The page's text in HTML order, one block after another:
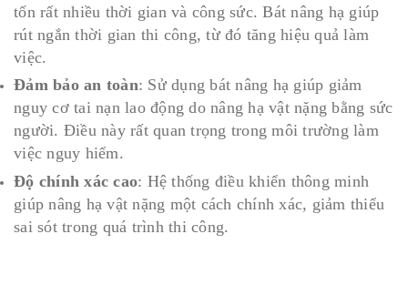
tốn rất nhiều thời gian và công sức. Bát nâng hạ giúp
rút ngắn thời gian thi công, từ đó tăng hiệu quả làm
việc.
Đảm bảo an toàn: Sử dụng bát nâng hạ giúp giảm
nguy cơ tai nạn lao động do nâng hạ vật nặng bằng sức
người. Điều này rất quan trọng trong môi trường làm
việc nguy hiểm.
Độ chính xác cao: Hệ thống điều khiển thông minh
giúp nâng hạ vật nặng một cách chính xác, giảm thiểu
sai sót trong quá trình thi công.